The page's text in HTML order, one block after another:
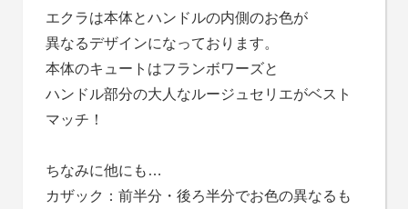
エクラは本体とハンドルの内側のお色が
異なるデザインになっております。
本体のキュートはフランボワーズと
ハンドル部分の大人なルージュセリエがベスト
マッチ！
ちなみに他にも…
カザック：前半分・後ろ半分でお色の異なるも